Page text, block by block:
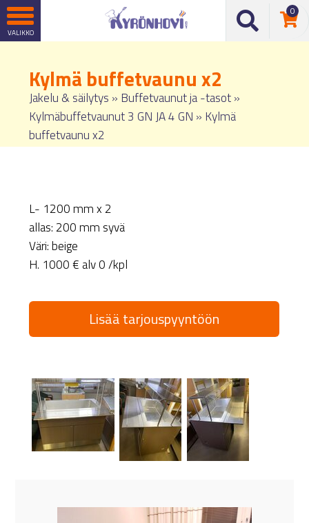
0
Kylmä buffetvaunu x2
Jakelu & säilytys » Buffetvaunut ja -tasot»
Kylmäbuffetvaunut 3 GN JA 4 GN » Kylmä
buffetvaunu x2
L- 1200 mm x 2
allas: 200 mm syvä
Väri: beige
H. 1000 € alv 0 /kpl
Lisää tarjouspyyntöön